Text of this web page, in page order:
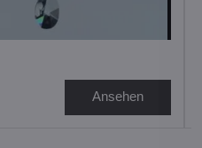
Ansehen